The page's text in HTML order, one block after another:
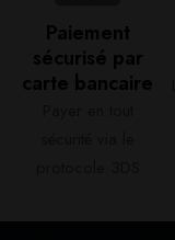
Paiement
sécurisé par
carte bancaire​